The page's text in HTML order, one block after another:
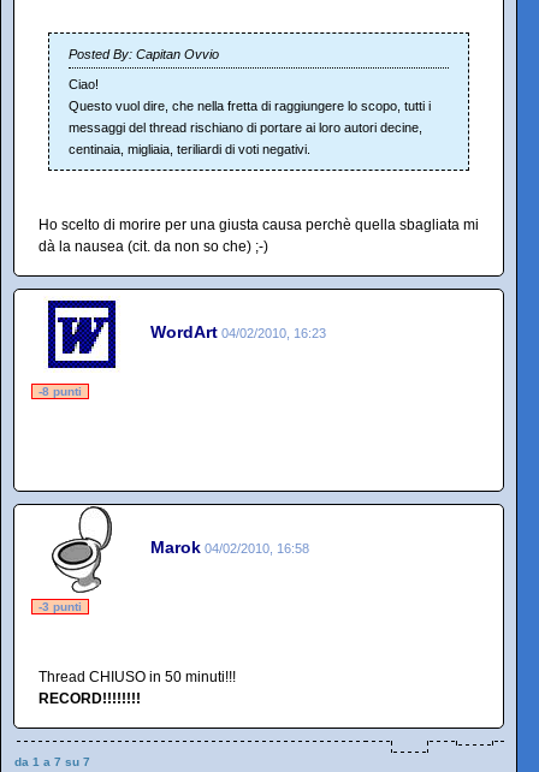
Posted By: Capitan Ovvio
Ciao!
Questo vuol dire, che nella fretta di raggiungere lo scopo, tutti i
messaggi del thread rischiano di portare ai loro autori decine,
centinaia, migliaia, teriliardi di voti negativi.
Ho scelto di morire per una giusta causa perchè quella sbagliata mi
dà la nausea (cit. da non so che) ;-)
WordArt 04/02/2010, 16:23
-8 punti
Marok 04/02/2010, 16:58
-3 punti
Thread CHIUSO in 50 minuti!!!
RECORD!!!!!!!!
da 1 a 7 su 7